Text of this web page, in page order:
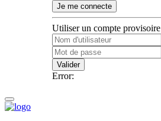
Je me connecte
Utiliser un compte provisoire
Valider
Error: